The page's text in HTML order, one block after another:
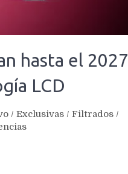
hasta el 2027
LCD
/ Exclusivas / Filtrados /